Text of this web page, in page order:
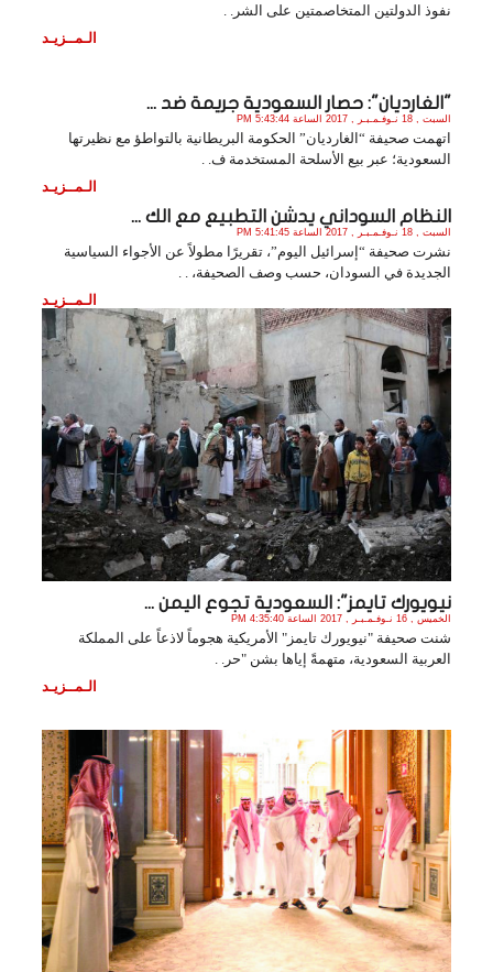
نفوذ الدولتين المتخاصمتين على الشر. .
الـمــزيـد
"الغارديان": حصار السعودية جريمة ضد ...
السبت , 18 نـوفـمـبـر , 2017 الساعة 5:43:44 PM
اتهمت صحيفة “الغارديان” الحكومة البريطانية بالتواطؤ مع نظيرتها
السعودية؛ عبر بيع الأسلحة المستخدمة ف. .
الـمــزيـد
النظام السوداني يدشن التطبيع مع الك ...
السبت , 18 نـوفـمـبـر , 2017 الساعة 5:41:45 PM
نشرت صحيفة “إسرائيل اليوم”، تقريرًا مطولاً عن الأجواء السياسية
الجديدة في السودان، حسب وصف الصحيفة، . .
الـمــزيـد
نيويورك تايمز": السعودية تجوع اليمن ...
الخميس , 16 نـوفـمـبـر , 2017 الساعة 4:35:40 PM
شنت صحيفة "نيويورك تايمز" الأمريكية هجوماً لاذعاً على المملكة
العربية السعودية، متهمةً إياها بشن "حر. .
الـمــزيـد